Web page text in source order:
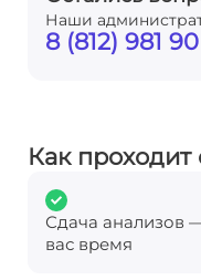
Наши
8 (812) 981 90
Как проходит
Сдача анализов
вас время